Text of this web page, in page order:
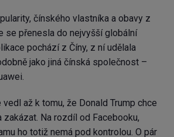
čínského vlastníka a obavy z
se přenesla do nejvyšší globální
pochází z Číny, z ní udělala
jako jiná čínská společnost –
až k tomu, že Donald Trump chce
zakázat. Na rozdíl od Facebooku,
ho totiž nemá pod kontrolou. O pár